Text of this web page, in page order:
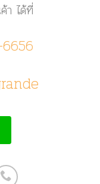
า ได้ที่